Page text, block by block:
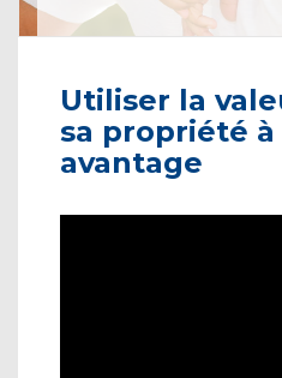
Utiliser la
sa propriété à
avantage